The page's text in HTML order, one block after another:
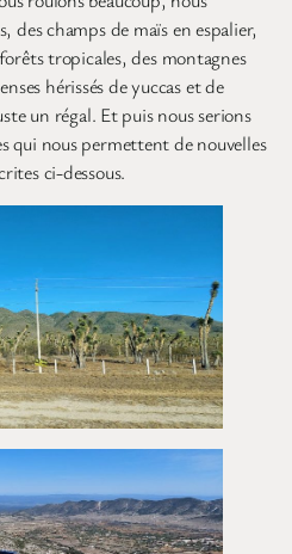
des champs de maïs en espalier,
tropicales, des montagnes
hérissés de yuccas et de
un régal. Et puis nous serions
qui nous permettent de nouvelles
ci-dessous.